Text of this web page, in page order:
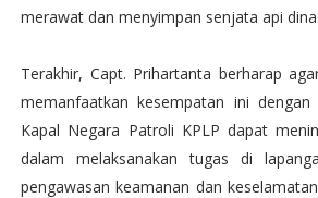
merawat dan menyimpan senjata api
Terakhir, Capt. Prihartanta berharap
memanfaatkan kesempatan ini
Kapal Negara Patroli KPLP dapat
dalam melaksanakan tugas di
pengawasan keamanan dan